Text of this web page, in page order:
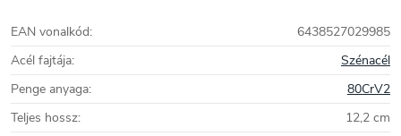
EAN vonalkód:
6438527029985
Acél fajtája:
Szénacél
Penge anyaga:
80CrV2
Teljes hossz:
12,2 cm